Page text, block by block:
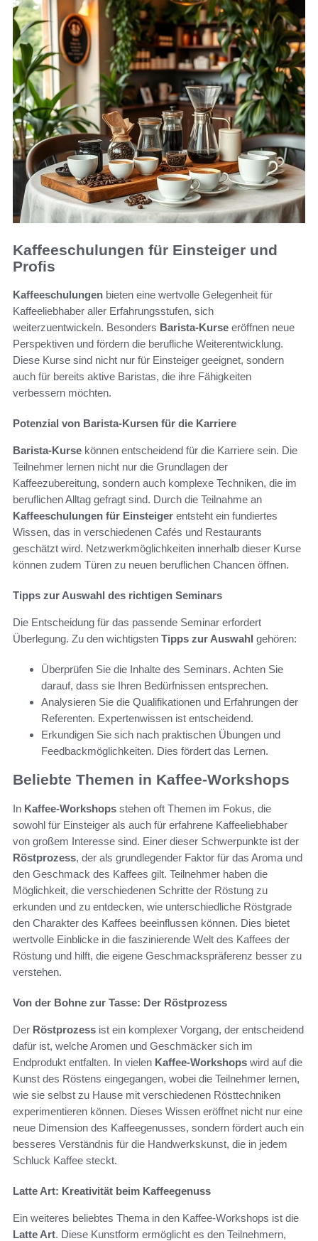
Kaffeeschulungen für Einsteiger und
Profis
Kaffeeschulungen bieten eine wertvolle Gelegenheit für
Kaffeeliebhaber aller Erfahrungsstufen, sich
weiterzuentwickeln. Besonders Barista-Kurse eröffnen neue
Perspektiven und fördern die berufliche Weiterentwicklung.
Diese Kurse sind nicht nur für Einsteiger geeignet, sondern
auch für bereits aktive Baristas, die ihre Fähigkeiten
verbessern möchten.
Potenzial von Barista-Kursen für die Karriere
Barista-Kurse können entscheidend für die Karriere sein. Die
Teilnehmer lernen nicht nur die Grundlagen der
Kaffeezubereitung, sondern auch komplexe Techniken, die im
beruflichen Alltag gefragt sind. Durch die Teilnahme an
Kaffeeschulungen für Einsteiger entsteht ein fundiertes
Wissen, das in verschiedenen Cafés und Restaurants
geschätzt wird. Netzwerkmöglichkeiten innerhalb dieser Kurse
können zudem Türen zu neuen beruflichen Chancen öffnen.
Tipps zur Auswahl des richtigen Seminars
Die Entscheidung für das passende Seminar erfordert
Überlegung. Zu den wichtigsten Tipps zur Auswahl gehören:
Überprüfen Sie die Inhalte des Seminars. Achten Sie
darauf, dass sie Ihren Bedürfnissen entsprechen.
Analysieren Sie die Qualifikationen und Erfahrungen der
Referenten. Expertenwissen ist entscheidend.
Erkundigen Sie sich nach praktischen Übungen und
Feedbackmöglichkeiten. Dies fördert das Lernen.
Beliebte Themen in Kaffee-Workshops
In Kaffee-Workshops stehen oft Themen im Fokus, die
sowohl für Einsteiger als auch für erfahrene Kaffeeliebhaber
von großem Interesse sind. Einer dieser Schwerpunkte ist der
Röstprozess, der als grundlegender Faktor für das Aroma und
den Geschmack des Kaffees gilt. Teilnehmer haben die
Möglichkeit, die verschiedenen Schritte der Röstung zu
erkunden und zu entdecken, wie unterschiedliche Röstgrade
den Charakter des Kaffees beeinflussen können. Dies bietet
wertvolle Einblicke in die faszinierende Welt des Kaffees der
Röstung und hilft, die eigene Geschmackspräferenz besser zu
verstehen.
Von der Bohne zur Tasse: Der Röstprozess
Der Röstprozess ist ein komplexer Vorgang, der entscheidend
dafür ist, welche Aromen und Geschmäcker sich im
Endprodukt entfalten. In vielen Kaffee-Workshops wird auf die
Kunst des Röstens eingegangen, wobei die Teilnehmer lernen,
wie sie selbst zu Hause mit verschiedenen Rösttechniken
experimentieren können. Dieses Wissen eröffnet nicht nur eine
neue Dimension des Kaffeegenusses, sondern fördert auch ein
besseres Verständnis für die Handwerkskunst, die in jedem
Schluck Kaffee steckt.
Latte Art: Kreativität beim Kaffeegenuss
Ein weiteres beliebtes Thema in den Kaffee-Workshops ist die
Latte Art. Diese Kunstform ermöglicht es den Teilnehmern,